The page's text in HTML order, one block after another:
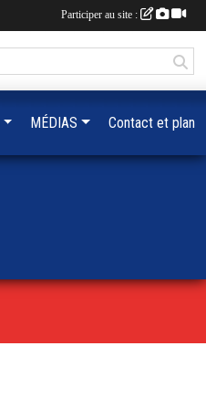
MÉDIAS Contact et plan
Participer au site :